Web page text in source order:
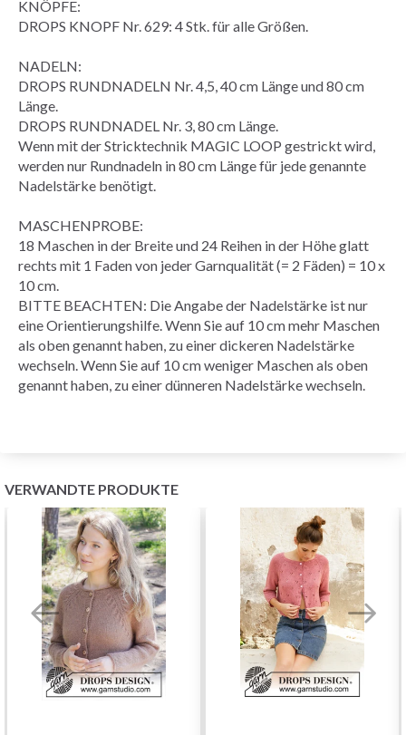
KNÖPFE:
DROPS KNOPF Nr. 629: 4 Stk. für alle Größen.
NADELN:
DROPS RUNDNADELN Nr. 4,5, 40 cm Länge und 80 cm
Länge.
DROPS RUNDNADEL Nr. 3, 80 cm Länge.
Wenn mit der Stricktechnik MAGIC LOOP gestrickt wird,
werden nur Rundnadeln in 80 cm Länge für jede genannte
Nadelstärke benötigt.
MASCHENPROBE:
18 Maschen in der Breite und 24 Reihen in der Höheglatt
rechts mit 1 Faden von jeder Garnqualität (= 2 Fäden) = 10 x
10 cm.
BITTE BEACHTEN: Die Angabe der Nadelstärke ist nur
eine Orientierungshilfe. Wenn Sie auf 10 cm mehr Maschen
als oben genannt haben, zu einer dickeren Nadelstärke
wechseln. Wenn Sie auf 10 cm weniger Maschen als oben
genannt haben, zu einer dünneren Nadelstärke wechseln.
VERWANDTE PRODUKTE